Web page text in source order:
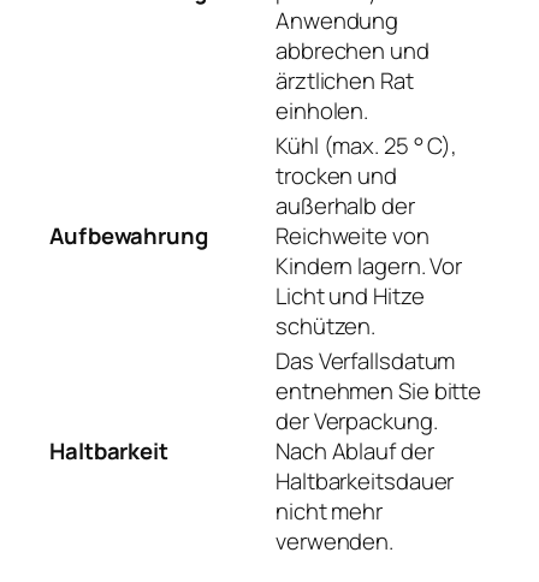
Anwendung
abbrechen und
ärztlichen Rat
einholen.
Aufbewahrung
Kühl (max. 25 ° C),
trocken und
außerhalb der
Reichweite von
Kindern lagern. Vor
Licht und Hitze
schützen.
Haltbarkeit
Das Verfallsdatum
entnehmen Sie bitte
der Verpackung.
Nach Ablauf der
Haltbarkeitsdauer
nicht mehr
verwenden.